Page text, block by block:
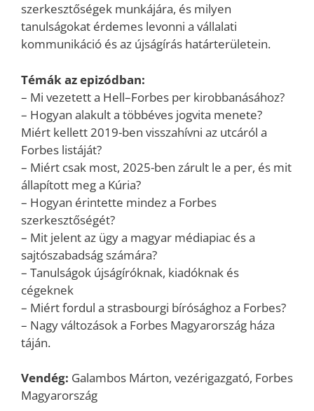
szerkesztőségek munkájára, és milyen
tanulságokat érdemes levonni a vállalati
kommunikáció és az újságírás határterületein.
Témák az epizódban:
– Mi vezetett a Hell–Forbes per kirobbanásához?
– Hogyan alakult a többéves jogvita menete?
Miért kellett 2019-ben visszahívni az utcáról a
Forbes listáját?
– Miért csak most, 2025-ben zárult le a per, és mit
állapított meg a Kúria?
– Hogyan érintette mindez a Forbes
szerkesztőségét?
– Mit jelent az ügy a magyar médiapiac és a
sajtószabadság számára?
– Tanulságok újságíróknak, kiadóknak és
cégeknek
– Miért fordul a strasbourgi bírósághoz a Forbes?
– Nagy változások a Forbes Magyarország háza
táján.
Vendég: Galambos Márton, vezérigazgató, Forbes
Magyarország